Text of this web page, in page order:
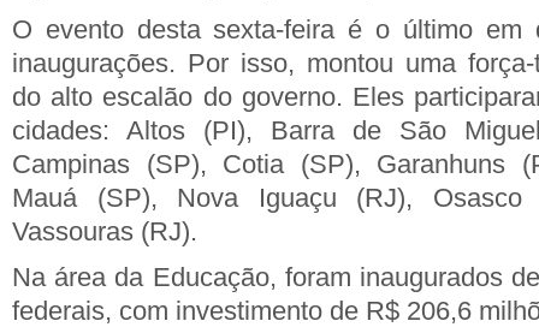
O evento desta sexta-feira é o último em
inaugurações. Por isso, montou uma
do alto escalão do governo. Eles
cidades: Altos (PI), Barra de São
Campinas (SP), Cotia (SP), Garanhuns
Mauá (SP), Nova Iguaçu (RJ),
Vassouras (RJ).
Na área da Educação, foram inaugurados
federais, com investimento de R$ 206,6